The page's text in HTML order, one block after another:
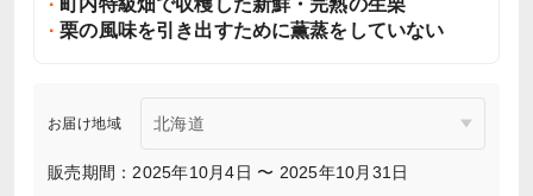
町内特級畑で収穫した新鮮・完熟の生栗
栗の風味を引き出すために薫蒸をしていない
お届け地域
販売期間：2025年10月4日 〜 2025年10月31日